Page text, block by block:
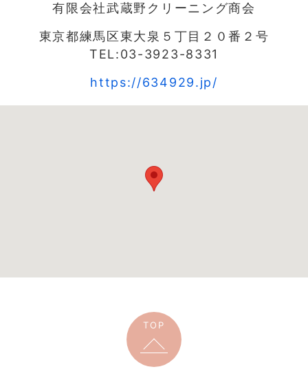
有限会社武蔵野クリーニング商会
東京都練馬区東大泉５丁目２０番２号
TEL:03-3923-8331
https://634929.jp/
TOP